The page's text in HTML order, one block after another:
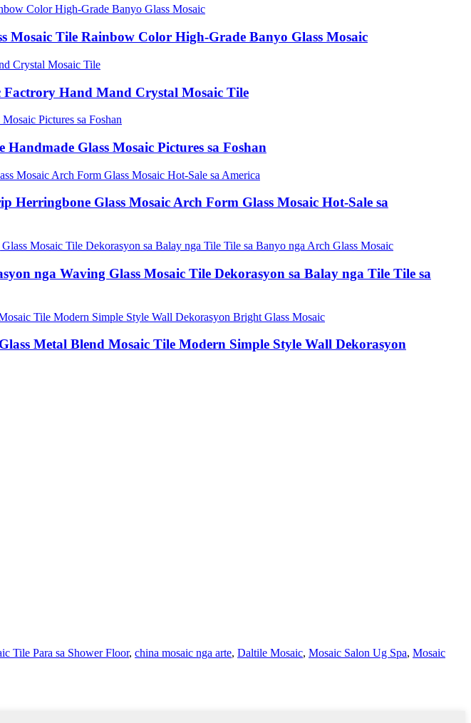
Mosaic Tile Rainbow Color High-Grade Banyo Glass Mosaic
Hand Mand Crystal Mosaic Tile
Glass Mosaic Pictures sa Foshan
Herringbone Glass Mosaic Arch Form Glass Mosaic Hot-Sale sa
nga Waving Glass Mosaic Tile Dekorasyon sa Balay nga Tile Tile sa
Metal Blend Mosaic Tile Modern Simple Style Wall Dekorasyon
Tile Para sa Shower Floor, china mosaic nga arte, Daltile Mosaic, Mosaic Salon Ug Spa, Mosaic